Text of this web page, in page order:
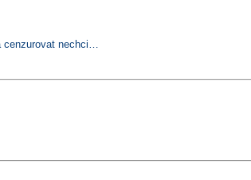
cenzurovat nechci…